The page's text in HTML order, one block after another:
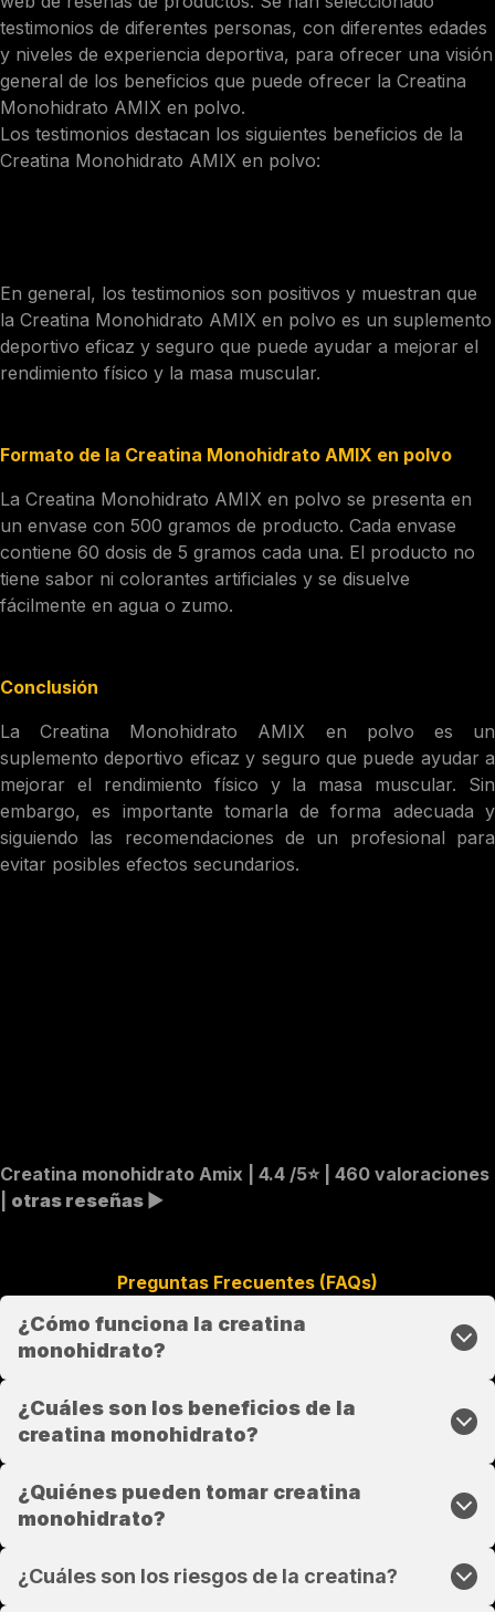
testimonios de diferentes personas, con diferentes edades
y niveles de experiencia deportiva, para ofrecer una visión
general de los beneficios que puede ofrecer la Creatina
Monohidrato AMIX en polvo.
Los testimonios destacan los siguientes beneficios de la
Creatina Monohidrato AMIX en polvo:
En general, los testimonios son positivos y muestran que
la Creatina Monohidrato AMIX en polvo es un suplemento
deportivo eficaz y seguro que puede ayudar a mejorar el
rendimiento físico y la masa muscular.
Formato de la Creatina Monohidrato AMIX en polvo
La Creatina Monohidrato AMIX en polvo se presenta en
un envase con 500 gramos de producto. Cada envase
contiene 60 dosis de 5 gramos cada una. El producto no
tiene sabor ni colorantes artificiales y se disuelve
fácilmente en agua o zumo.
Conclusión
La Creatina Monohidrato AMIX en polvo es un
suplemento deportivo eficaz y seguro que puede ayudar a
mejorar el rendimiento físico y la masa muscular. Sin
embargo, es importante tomarla de forma adecuada y
siguiendo las recomendaciones de un profesional para
evitar posibles efectos secundarios.
Creatina monohidrato Amix | 4.4 /5⭐️ | 460 valoraciones
otras reseñas ▶︎
Preguntas Frecuentes (FAQs)
¿Cómo funciona la creatina
monohidrato?
¿Cuáles son los beneficios de la
creatina monohidrato?
¿Quiénes pueden tomar creatina
monohidrato?
¿Cuáles son los riesgos de la creatina?